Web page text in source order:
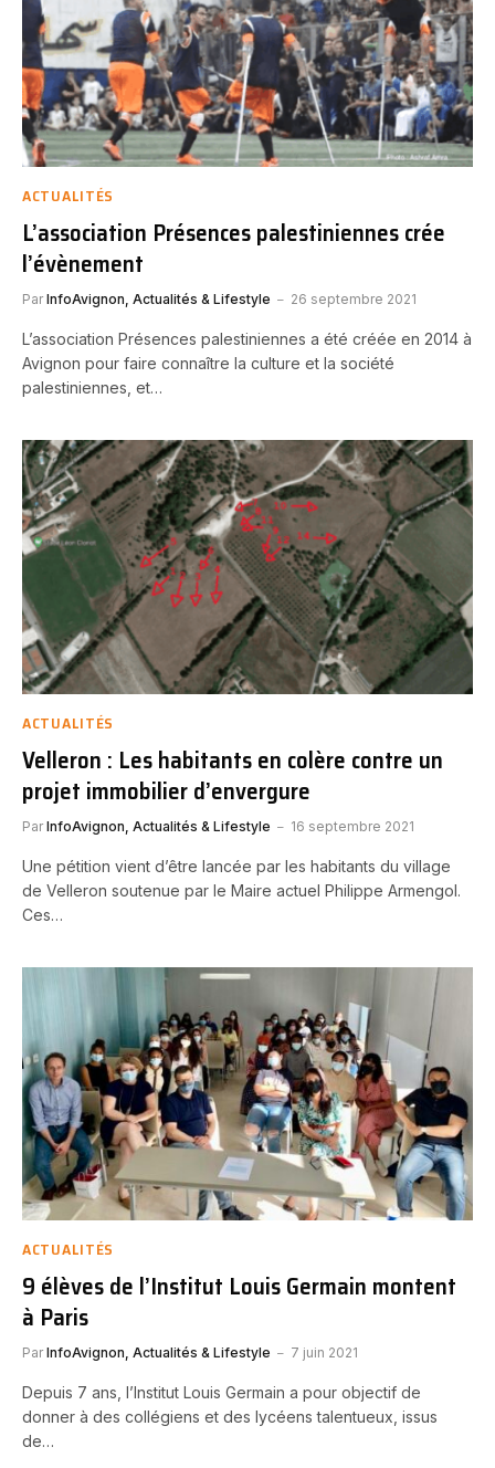
ACTUALITÉS
L’association Présences palestiniennes crée
l’évènement
Par InfoAvignon, Actualités & Lifestyle 26 septembre 2021
L’association Présences palestiniennes a été créée en 2014 à
Avignon pour faire connaître la culture et la société
palestiniennes, et…
ACTUALITÉS
Velleron : Les habitants en colère contre un
projet immobilier d’envergure
Par InfoAvignon, Actualités & Lifestyle 16 septembre 2021
Une pétition vient d’être lancée par les habitants du village
de Velleron soutenue par le Maire actuel Philippe Armengol.
Ces…
ACTUALITÉS
9 élèves de l’Institut Louis Germain montent
à Paris
Par InfoAvignon, Actualités & Lifestyle 7 juin 2021
Depuis 7 ans, l’Institut Louis Germain a pour objectif de
donner à des collégiens et des lycéens talentueux, issus
de…